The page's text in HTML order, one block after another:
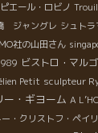
エール・ロビノ
ジャングレ シュト
О社の山田さん
ビストロ・マルゴ
Petit sculpteur
ー・ギヨーム A
・クリストフ・ペイ